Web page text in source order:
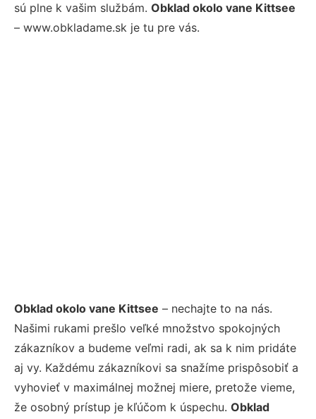
sú plne k vašim službám. Obklad okolo vane Kittsee
– www.obkladame.sk je tu pre vás.
Obklad okolo vane Kittsee – nechajte to na nás.
Našimi rukami prešlo veľké množstvo spokojných
zákazníkov a budeme veľmi radi, ak sa k nim pridáte
aj vy. Každému zákazníkovi sa snažíme prispôsobiť a
vyhovieť v maximálnej možnej miere, pretože vieme,
že osobný prístup je kľúčom k úspechu. Obklad